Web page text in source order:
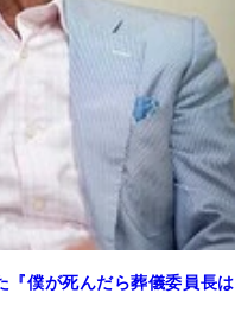
『僕が死んだら葬儀委員長は